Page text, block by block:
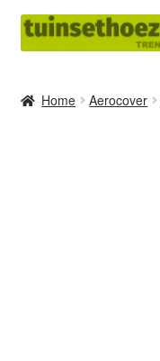
Ga
door
naar
Ga
naar
de
Home Aerocover